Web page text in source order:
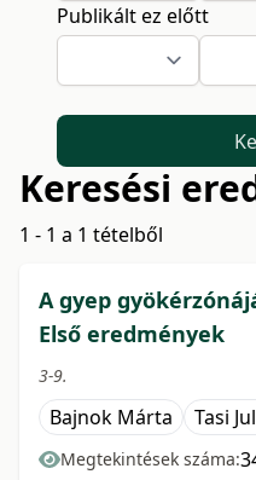
Publikált ez előtt
Keresési
1 - 1 a 1 tételből
A gyep
Első eredmények
3-9.
Bajnok Márta Tasi
Megtekintések száma: